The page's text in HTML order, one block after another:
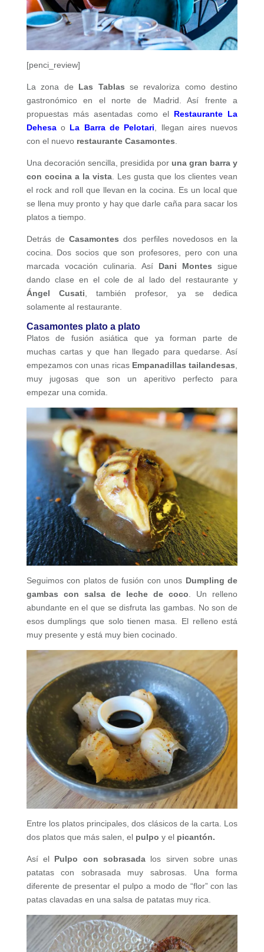
[penci_review]
La zona de Las Tablas se revaloriza como destino
gastronómico en el norte de Madrid. Así frente a
propuestas más asentadas como el Restaurante La
Dehesao La Barra de Pelotari , llegan aires nuevos
con el nuevo restaurante Casamontes
Una decoración sencilla, presidida por una gran barra y
con cocina a la vista. Les gusta que los clientes vean
el rock and roll que llevan en la cocina. Es un local que
se llena muy pronto y hay que darle caña para sacar los
platos a tiempo.
Detrás deCasamontes dos perfiles novedosos en la
cocina. Dos socios que son profesores, pero con una
marcada vocación culinaria. Así Dani Montes sigue
dando clase en el cole de al lado del restaurante y
Ángel Cusati , también profesor, ya se dedica
solamente al restaurante.
Casamontes plato a plato
Platos de fusión asiática que ya forman parte de
muchas cartas y que han llegado para quedarse. Así
empezamos con unas ricas Empanadillas tailandesas
muy jugosas que son un aperitivo perfecto para
empezar una comida.
Seguimos con platos de fusión con unos Dumpling de
gambas con salsa de leche de coco. Un relleno
abundante en el que se disfruta las gambas. No son de
esos dumplings que solo tienen masa. El relleno está
muy presente y está muy bien cocinado.
Entre los platos principales, dos clásicos de la carta. Los
dos platos que más salen, el pulpo y elpicantón.
Así el Pulpo con sobrasada los sirven sobre unas
patatas con sobrasada muy sabrosas. Una forma
diferente de presentar el pulpo a modo de “flor” con las
patas clavadas en una salsa de patatas muy rica.